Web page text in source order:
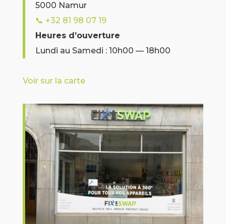
5000 Namur
📞 +32 81 98 07 19
Heures d’ouverture
Lundi au Samedi : 10h00 — 18h00
Voir sur la carte